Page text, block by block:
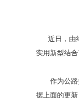
近日，由绍
实用新型结
作为公路交
据上面的更